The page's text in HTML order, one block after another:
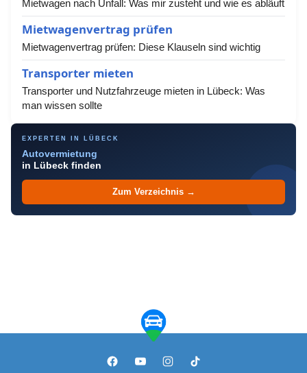
Mietwagen nach Unfall: Was mir zusteht und wie es abläuft
Mietwagenvertrag prüfen
Mietwagenvertrag prüfen: Diese Klauseln sind wichtig
Transporter mieten
Transporter und Nutzfahrzeuge mieten in Lübeck: Was
man wissen sollte
EXPERTEN IN LÜBECK
Autovermietung
in Lübeck finden
Zum Verzeichnis →